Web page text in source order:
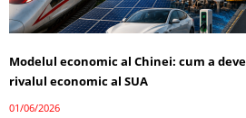
Modelul economic al Chinei: cum a
rivalul economic al SUA
01/06/2026